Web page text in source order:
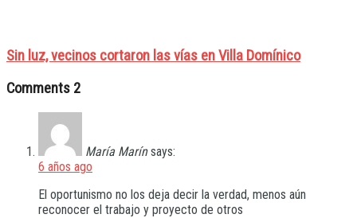
Sin luz, vecinos cortaron las vías en Villa Domínico
Comments 2
María Marín says:
6 años ago
El oportunismo no los deja decir la verdad, menos aún
reconocer el trabajo y proyecto de otros